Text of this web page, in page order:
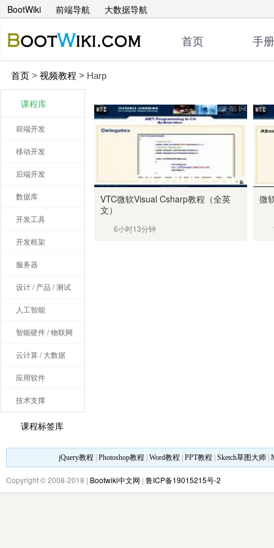
BootWiki 前端导航 大数据导航
首页 手册
首页 > 视频教程 > Harp
VTC微软Visual Csharp教程（全英
文）
6小时13分钟
微
课程库
前端开发
移动开发
后端开发
数据库
开发工具
开发框架
服务器
设计 / 产品 / 测试
人工智能
智能硬件 / 物联网
云计算 / 大数据
应用软件
技术支撑
课程标签库
jQuery教程 Photoshop教程 Word教程 PPT教程 Sketch草图大师
Copyright © 2008-2018 | Bootwiki中文网 | 鲁ICP备19015215号-2